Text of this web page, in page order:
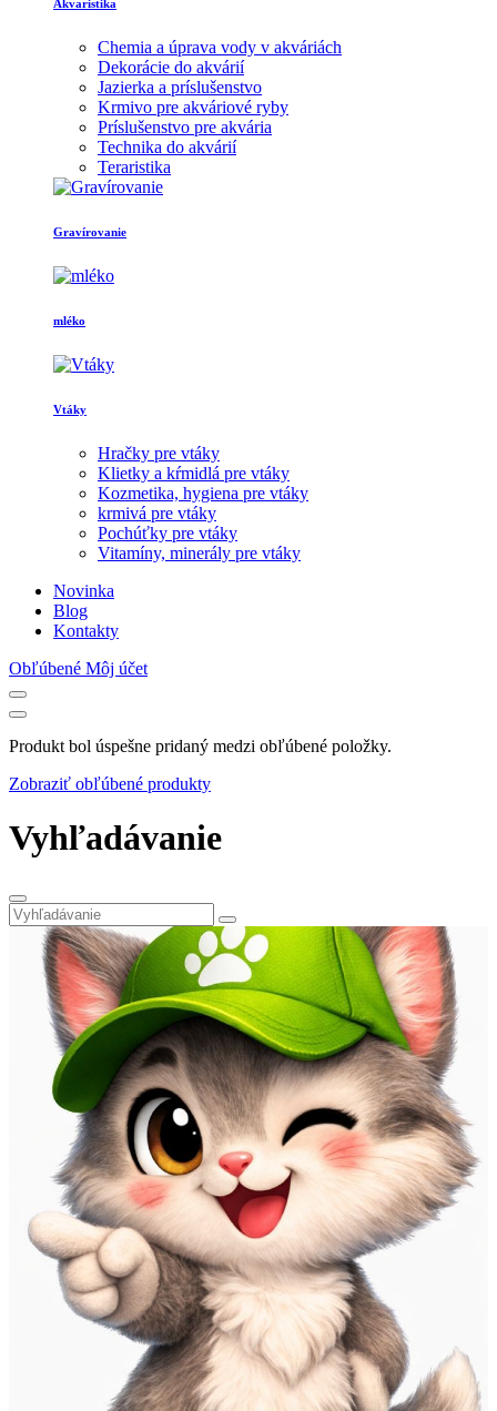
Akvaristika
Chemia a úprava vody v akváriách
Dekorácie do akvárií
Jazierka a príslušenstvo
Krmivo pre akváriové ryby
Príslušenstvo pre akvária
Technika do akvárií
Teraristika
Gravírovanie
mléko
Vtáky
Hračky pre vtáky
Klietky a kŕmidlá pre vtáky
Kozmetika, hygiena pre vtáky
krmivá pre vtáky
Pochúťky pre vtáky
Vitamíny, minerály pre vtáky
Novinka
Blog
Kontakty
Obľúbené Môj účet
Produkt bol úspešne pridaný medzi obľúbené položky.
Zobraziť obľúbené produkty
Vyhľadávanie